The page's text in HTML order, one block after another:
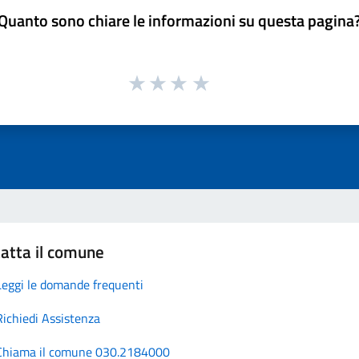
sono chiare le informazioni su questa
il comune
le domande frequenti
Assistenza
il comune 030.2184000